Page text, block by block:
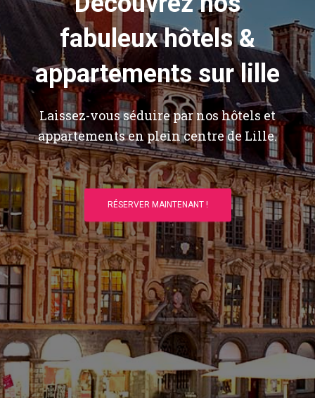
fabuleux hôtels &
appartements sur lille
Laissez-vous séduire par nos hôtels et
appartements en plein centre de Lille.
RÉSERVER MAINTENANT !